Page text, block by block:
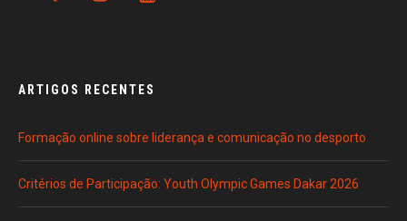
ARTIGOS RECENTES
Formação online sobre liderança e comunicação no desporto
Critérios de Participação: Youth Olympic Games Dakar 2026